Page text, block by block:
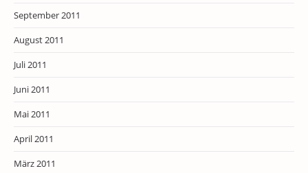
September 2011
August 2011
Juli 2011
Juni 2011
Mai 2011
April 2011
März 2011